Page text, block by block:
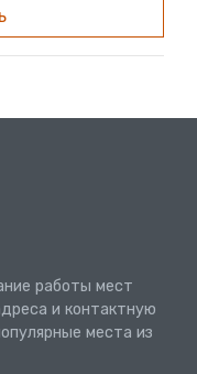
работы мест
и контактную
места из